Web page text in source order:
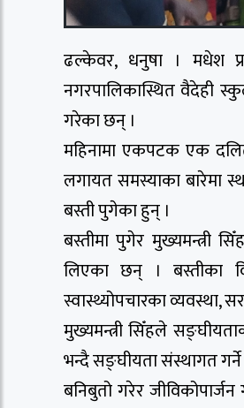
ढल्केवर, धनुषा । मधेश
नगरपालिकास्थित वैदेही
गरेका छन् ।
महिनामा एकपटक एक दलित
लगायत समस्याका बारेमा
बस्ती पुगेका हुन् ।
बस्तीमा पुगेर मुख्यमन्त्री
लिएका छन् । बस्तीका
स्वास्थ्योपचारका
मुख्यमन्त्री सिँहले
भन्दै सङ्घीयता संस्थागत
बनिबुतो गरेर